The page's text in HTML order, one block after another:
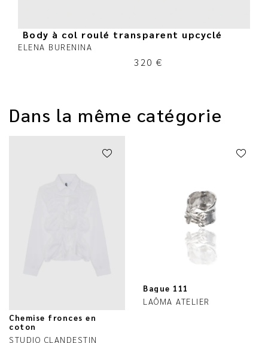
Body à col roulé transparent upcyclé
ELENA BURENINA
320 €
Dans la même catégorie
Chemise fronces en
coton
STUDIO CLANDESTIN
Bague 111
LAÔMA ATELIER